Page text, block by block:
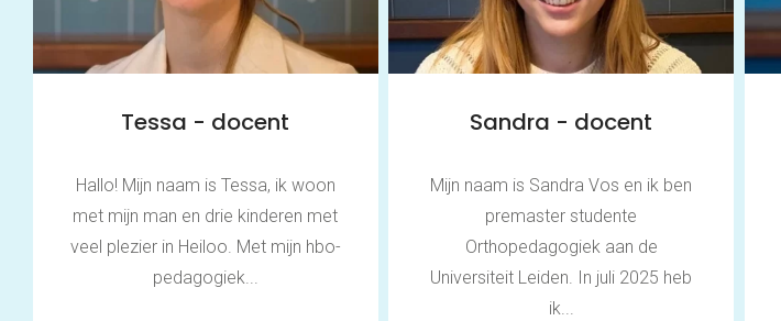
Tessa - docent
Hallo! Mijn naam is Tessa, ik woon
met mijn man en drie kinderen met
veel plezier in Heiloo. Met mijn hbo-
pedagogiek...
Sandra - docent
Mijn naam is Sandra Vos en ik ben
premaster studente
Orthopedagogiek aan de
Universiteit Leiden. In juli 2025 heb
ik...